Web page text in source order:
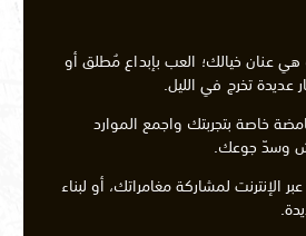
عنان خيالك؛ العب بإبداع مُطلق أو
عديدة تخرج في الليل.
خاصة بتجربتك واجمع الموارد
وسدّ جوعك.
الإنترنت لمشاركة مغامراتك، أو لبناء